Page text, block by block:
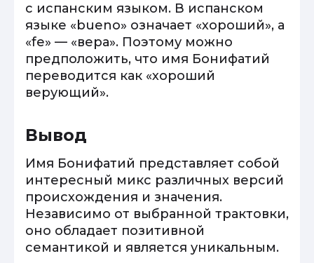
с испанским языком. В испанском
языке «bueno» означает «хороший», а
«fe» — «вера». Поэтому можно
предположить, что имя Бонифатий
переводится как «хороший
верующий».
Вывод
Имя Бонифатий представляет собой
интересный микс различных версий
происхождения и значения.
Независимо от выбранной трактовки,
оно обладает позитивной
семантикой и является уникальным.